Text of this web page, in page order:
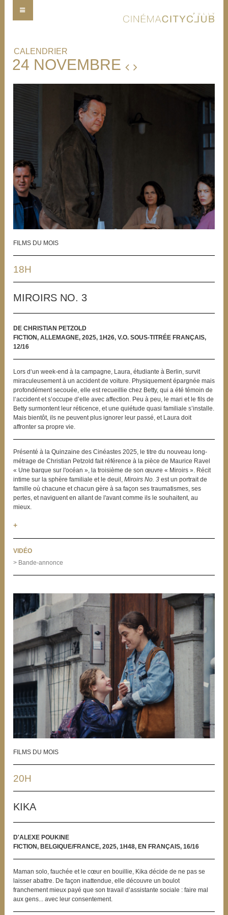
24 NOVEMBRE
FILMS DU MOIS
18H
MIROIRS NO. 3
DE CHRISTIAN PETZOLD
FICTION, ALLEMAGNE, 2025, 1H26, V.O. SOUS-TITRÉE FRANÇAIS,
12/16
Lors d‘un week-end à la campagne, Laura, étudiante à Berlin, survit
miraculeusement à un accident de voiture. Physiquement épargnée mais
profondément secouée, elle est recueillie chez Betty, qui a été témoin de
l‘accident et s’occupe d’elle avec affection. Peu à peu, le mari et le fils de
Betty surmontent leur réticence, et une quiétude quasi familiale s’installe.
Mais bientôt, ils ne peuvent plus ignorer leur passé, et Laura doit
affronter sa propre vie.
Présenté à la Quinzaine des Cinéastes 2025, le titre du nouveau long-
métrage de Christian Petzold fait référence à la pièce de Maurice Ravel
« Une barque sur l'océan », la troisième de son œuvre « Miroirs ». Récit
intime sur la sphère familiale et le deuil, Miroirs No. 3 est un portrait de
famille où chacune et chacun gère à sa façon ses traumatismes, ses
pertes, et naviguent en allant de l'avant comme ils le souhaitent, au
mieux.
+
VIDÉO
> Bande-annonce
FILMS DU MOIS
20H
KIKA
D'ALEXE POUKINE
FICTION, BELGIQUE/FRANCE, 2025, 1H48, EN FRANÇAIS, 16/16
Maman solo, fauchée et le cœur en bouillie, Kika décide de ne pas se
laisser abattre. De façon inattendue, elle découvre un boulot
franchement mieux payé que son travail d’assistante sociale : faire mal
aux gens... avec leur consentement.
CALENDRIER